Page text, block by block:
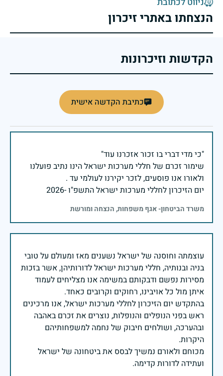
הנצחתו באתרי זיכרון
הקדשות וזיכרונות
כתיבת הקדשה אישית
שימור זכרם של חללי מערכות ישראל הינו נתיב פועלנו
יום הזיכרון לחללי מערכות ישראל התשפ"ו -2026
משרד הביטחון- אגף משפחות, הנצחה ומורשת
עוצמתה וחוסנה של ישראל נשענים מאז ומעולם על טובי
בניה ובנותיה, חללי מערכות ישראל לדורותיהן, אשר בזכות
מסירות נפשם ודבקותם במשימה אנו מצליחים לעמוד
בהתקדש יום הזיכרון לחללי מערכות ישראל, אנו מרכינים
ראש בפני הנופלים והנופלות, נוצרים את זכרם באהבה
ובהערכה, ושולחים חיבוק של נחמה למשפחותיהם
מכוחם ולאורם נמשיך לבסס את ביטחונה של ישראל
ועתידה לדורות קדימה.